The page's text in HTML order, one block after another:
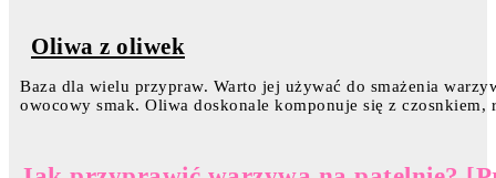
Oliwa z oliwek
Baza dla wielu przypraw. Warto jej używać do smażenia
owocowy smak. Oliwa doskonale komponuje się z czosnkiem,